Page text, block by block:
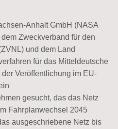
Anhalt GmbH (NASA
Zweckverband für den
und dem Land
für das Mitteldeutsche
Veröffentlichung im EU-
gesucht, das das Netz
Fahrplanwechsel 2045
ausgeschriebene Netz bis